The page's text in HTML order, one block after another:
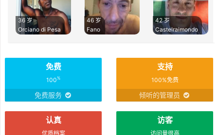
36 岁
Orciano di Pesa
46 岁
Fano
42 岁
Castelraimondo
免费
100%
免费服务
支持
100%免费
倾听的管理员
认真
优质档案
访客
访问量很高